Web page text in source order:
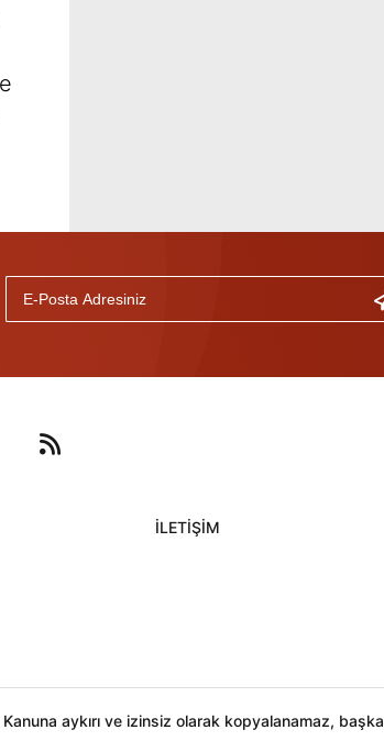
İLETİŞİM
aykırı ve izinsiz olarak kopyalanamaz, başka